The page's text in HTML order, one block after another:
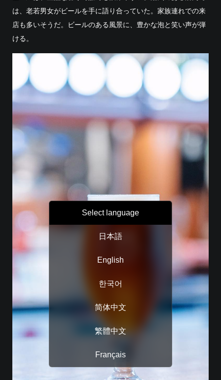
は、老若男女がビールを手に語り合っていた。家族連れでの来
店も多いそうだ。ビールのある風景に、豊かな泡と笑い声が弾
ける。
Select language
日本語
English
한국어
简体中文
繁體中文
Français